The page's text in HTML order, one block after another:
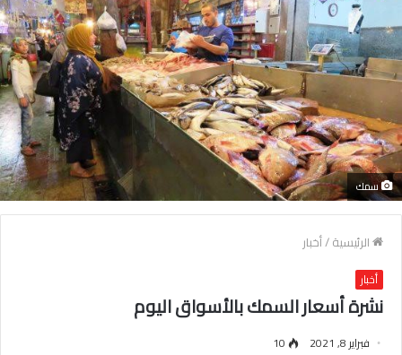
سمك
الرئيسية/أخبار
أخبار
نشرة أسعار السمك بالأسواق اليوم
فبراير 8, 2021 10